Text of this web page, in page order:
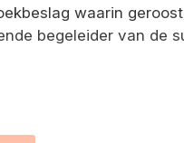
waarin
begeleider van de